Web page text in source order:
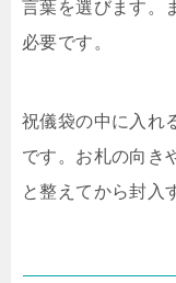
言葉を選びます。
必要です。
祝儀袋の中に入れ
です。お札の向き
と整えてから封入